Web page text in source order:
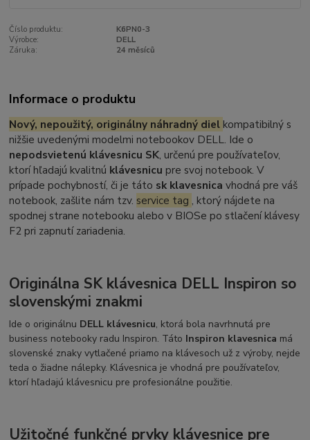
Číslo produktu:
K6PN0-3
Výrobce:
DELL
Záruka:
24 měsíců
Informace o produktu
Nový, nepoužitý, originálny náhradný diel kompatibilný s
nižšie uvedenými modelmi notebookov DELL. Ide o
nepodsvietenú klávesnicu SK, určenú pre používateľov,
ktorí hľadajú kvalitnú klávesnicu pre svoj notebook. V
prípade pochybností, či je táto sk klavesnica vhodná pre váš
notebook, zašlite nám tzv. service tag , ktorý nájdete na
spodnej strane notebooku alebo v BIOSe po stlačení klávesy
F2 pri zapnutí zariadenia.
Originálna SK klávesnica DELL Inspiron so
slovenskými znakmi
Ide o originálnu DELL klávesnicu, ktorá bola navrhnutá pre
business notebooky radu Inspiron. Táto Inspiron klavesnica má
slovenské znaky vytlačené priamo na klávesoch už z výroby, nejde
teda o žiadne nálepky. Klávesnica je vhodná pre používateľov,
ktorí hľadajú klávesnicu pre profesionálne použitie.
Užitočné funkčné prvky klávesnice pre